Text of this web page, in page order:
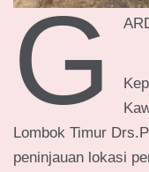
G
Lombok Timur
peninjauan lokasi